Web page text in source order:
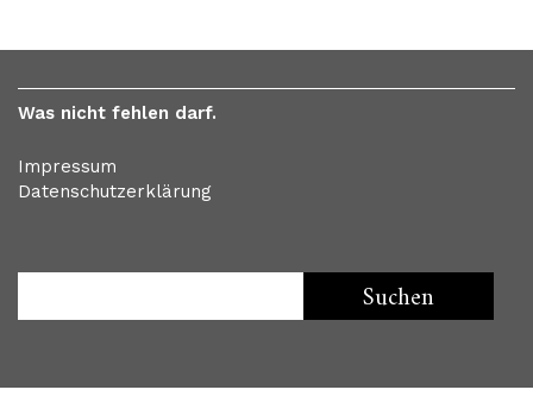
Was nicht fehlen darf.
Impressum
Datenschutzerklärung